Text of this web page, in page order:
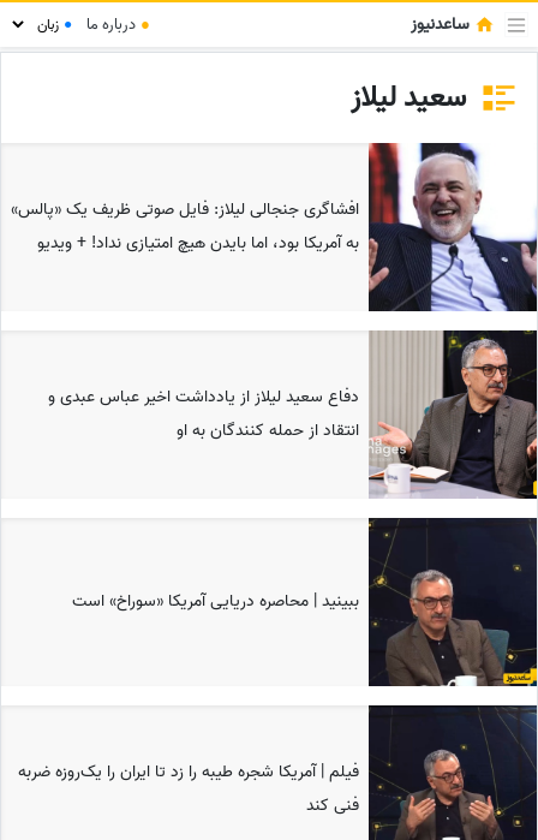
ساعدنیوز ● درباره ما ●
سعید لیلاز
افشاگری جنجالی لیلاز: فایل صوتی ظریف یک «پالس»
به آمریکا بود، اما بایدن هیچ امتیازی نداد! + ویدیو
دفاع سعید لیلاز از یادداشت اخیر عباس عبدی و
انتقاد از حمله کنندگان به او
ببینید | محاصره دریایی آمریکا «سوراخ» است
فیلم | آمریکا شجره طیبه را زد تا ایران را یک‌روزه ضربه
فنی کند